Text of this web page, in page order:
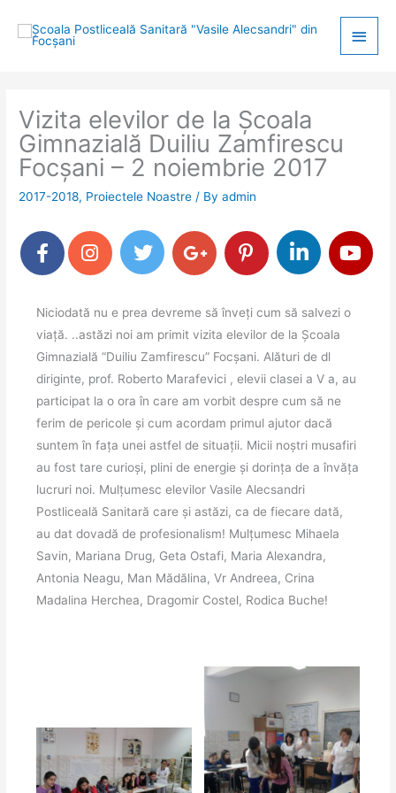
Main
Menu
Vizita elevilor de la Școala
Gimnazială Duiliu Zamfirescu
Focșani – 2 noiembrie 2017
2017-2018, Proiectele Noastre / Byadmin
Niciodată nu e prea devreme să înveți cum să salvezi o
viață. ..astăzi noi am primit vizita elevilor de la Școala
Gimnazială “Duiliu Zamfirescu” Focșani. Alături de dl
diriginte, prof. Roberto Marafevici , elevii clasei a V a, au
participat la o ora în care am vorbit despre cum să ne
ferim de pericole și cum acordam primul ajutor dacă
suntem în fața unei astfel de situații. Micii noștri musafiri
au fost tare curioși, plini de energie și dorința de a învăța
lucruri noi. Mulțumesc elevilor Vasile Alecsandri
Postliceală Sanitară care și astăzi, ca de fiecare dată,
au dat dovadă de profesionalism! Mulțumesc Mihaela
Savin, Mariana Drug, Geta Ostafi, Maria Alexandra,
Antonia Neagu, Man Mădălina, Vr Andreea, Crina
Madalina Herchea, Dragomir Costel, Rodica Buche!